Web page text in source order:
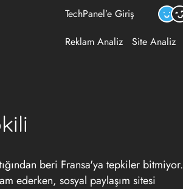
TechPanel’e Giriş
Reklam Analiz Site Analiz
beri Fransa'ya tepkiler bitmiyor.
ederken, sosyal paylaşım sitesi